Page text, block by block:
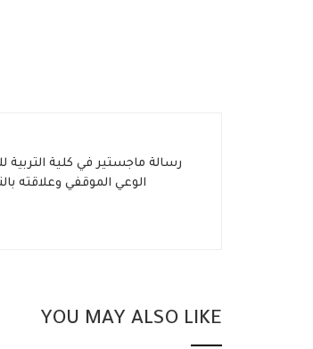
رسالة ماجستير في كلية التربية
الوعي الموقفي وعلاقته
YOU MAY ALSO LIKE